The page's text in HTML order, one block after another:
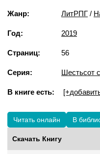
Жанр: ЛитРПГ /
Год: 2019
Страниц: 56
Серия: Шестьсот
В книге есть:
Читать онлайн В
Скачать Книгу